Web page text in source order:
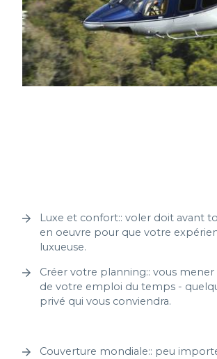
Luxe et confort:: voler doit avant
en oeuvre pour que votre
luxueuse.
Créer votre planning:: vous
de votre emploi du temps -
privé qui vous conviendra.
Couverture mondiale:: peu